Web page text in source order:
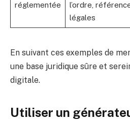
réglementée
l’ordre,
légales
En suivant ces exemples de
une base juridique sûre et
digitale.
Utiliser un